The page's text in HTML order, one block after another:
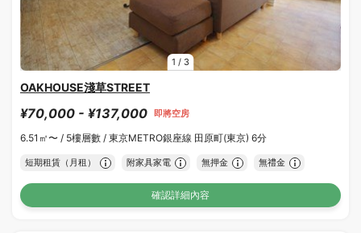
1 / 3
OAKHOUSE淺草STREET
¥70,000 - ¥137,000 即將空房
6.51㎡〜 / 5樓層數 / 東京METRO銀座線 田原町(東京) 6分
短期租賃（月租） 附家具家電 無押金 無禮金
確認詳細內容